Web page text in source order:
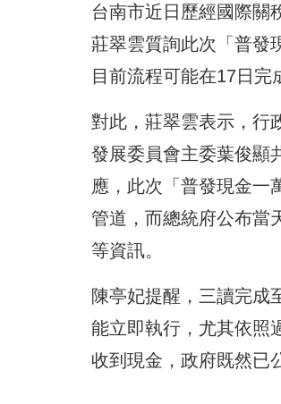
台南市近日歷經國際關
莊翠雲質詢此次「普發
目前流程可能在17日完
對此，莊翠雲表示，行
發展委員會主委葉俊顯
應，此次「普發現金一
管道，而總統府公布當
等資訊。
陳亭妃提醒，三讀完成
能立即執行，尤其依照
收到現金，政府既然已